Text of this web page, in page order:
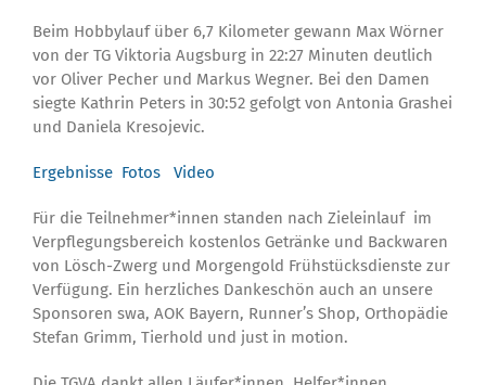
Beim Hobbylauf über 6,7 Kilometer gewann Max Wörner
von der TG Viktoria Augsburg in 22:27 Minuten deutlich
vor Oliver Pecher und Markus Wegner. Bei den Damen
siegte Kathrin Peters in 30:52 gefolgt von Antonia Grashei
und Daniela Kresojevic.
Ergebnisse Fotos Video
Für die Teilnehmer*innen standen nach Zieleinlauf im
Verpflegungsbereich kostenlos Getränke und Backwaren
von Lösch-Zwerg und Morgengold Frühstücksdienste zur
Verfügung. Ein herzliches Dankeschön auch an unsere
Sponsoren swa, AOK Bayern, Runner’s Shop, Orthopädie
Stefan Grimm, Tierhold und just in motion.